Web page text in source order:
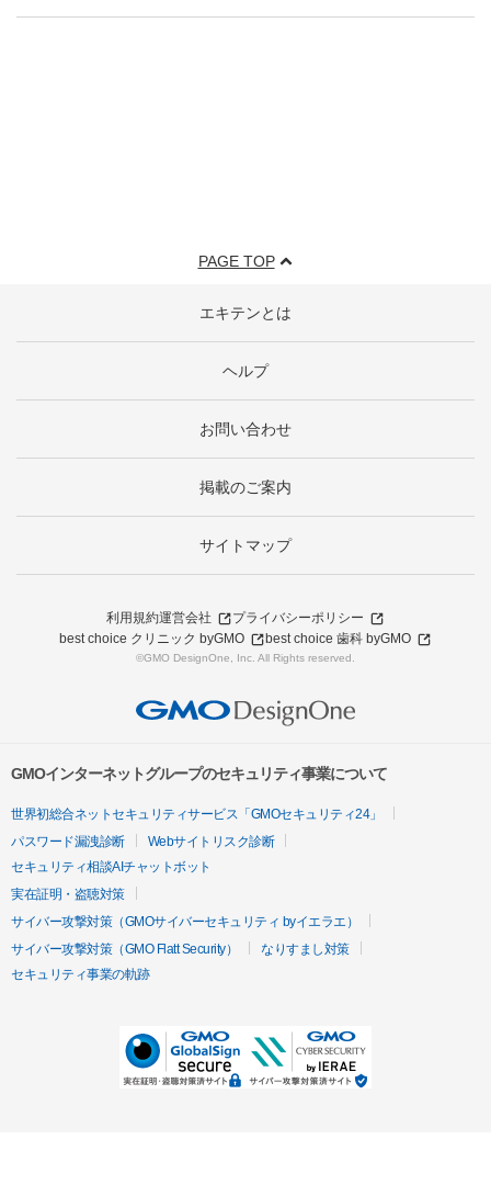
PAGE TOP
エキテンとは
ヘルプ
お問い合わせ
掲載のご案内
サイトマップ
利用規約運営会社
プライバシーポリシー
best choice クリニック byGMO
best choice 歯科 byGMO
©GMO DesignOne, Inc. All Rights reserved.
GMOインターネットグループのセキュリティ事業について
世界初総合ネットセキュリティサービス「GMOセキュリティ24」
パスワード漏洩診断
Webサイトリスク診断
セキュリティ相談AIチャットボット
実在証明・盗聴対策
サイバー攻撃対策（GMOサイバーセキュリティ byイエラエ）
サイバー攻撃対策（GMO Flatt Security）
なりすまし対策
セキュリティ事業の軌跡